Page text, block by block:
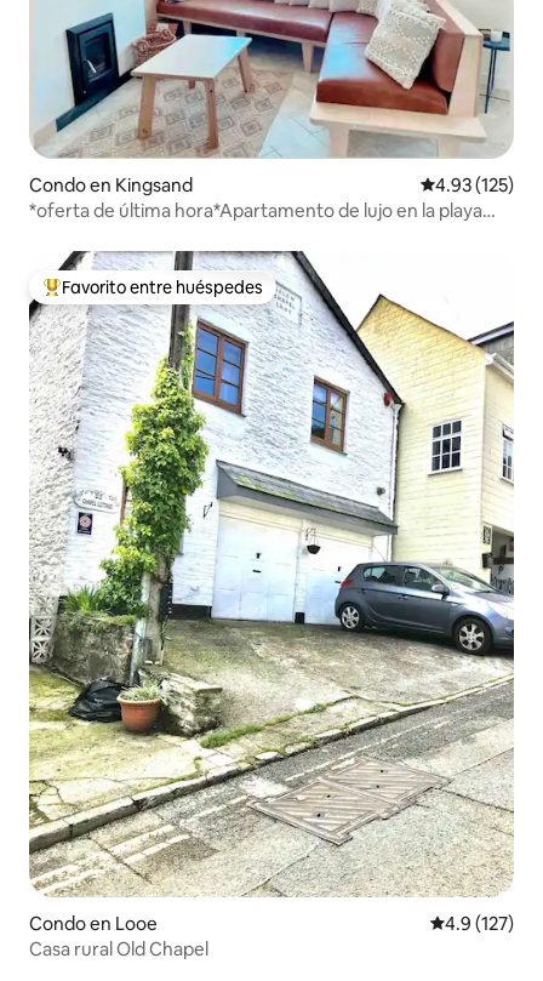
Condo en Kingsand Calificación
4.93 (125)
*oferta de última hora*Apartamento de lujo en la playa
Favorito entre huéspedes preferido
Favorito entre huéspedes
Condo en Looe Calificación
4.9 (127)
Casa rural Old Chapel